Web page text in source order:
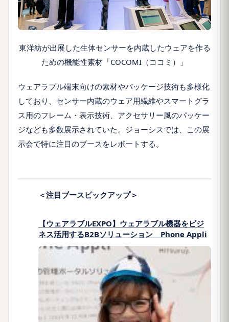
東洋紡が出展した生体センサーを内蔵したウェアを作る
ための機能性素材「COCOMI（ココミ）」
ウェアラブル端末向けの素材やパッケージ技術も多様化
しており、センサー内蔵のウェア用繊維やスマートグラ
ス用のフレーム・表示技術、アクセサリー風のパッケー
ジなども多数展示されていた。ジョーシスでは、この展
示会で特に注目のブースをレポートする。
＜注目ブースピックアップ＞
【ウェアラブルEXPO】ウェアラブル機器をビジ
ネス活用するB2Bソリューション Phone Appli